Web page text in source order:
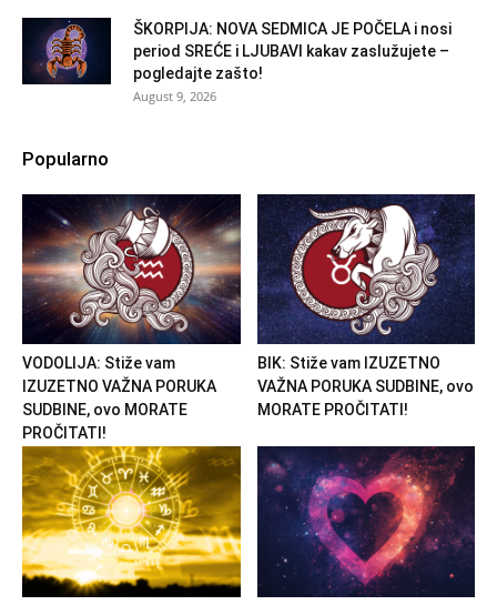
ŠKORPIJA: NOVA SEDMICA JE POČELA i nosi
period SREĆE i LJUBAVI kakav zaslužujete –
pogledajte zašto!
August 9, 2026
Popularno
VODOLIJA: Stiže vam
IZUZETNO VAŽNA PORUKA
SUDBINE, ovo MORATE
PROČITATI!
BIK: Stiže vam IZUZETNO
VAŽNA PORUKA SUDBINE, ovo
MORATE PROČITATI!